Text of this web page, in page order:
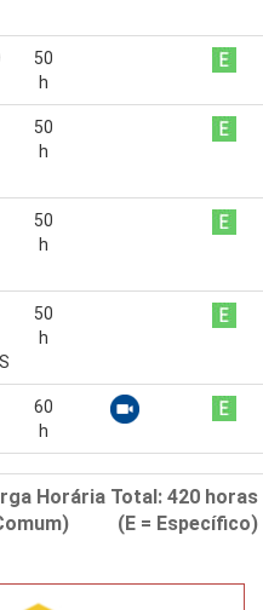
50
h
50
h
50
h
50
h
60
h
Horária Total: 420 horas
(E = Específico)